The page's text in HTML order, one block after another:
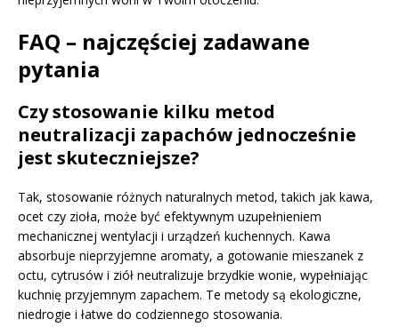
FAQ – najczęściej zadawane
pytania
Czy stosowanie kilku metod
neutralizacji zapachów jednocześnie
jest skuteczniejsze?
Tak, stosowanie różnych naturalnych metod, takich jak kawa,
ocet czy zioła, może być efektywnym uzupełnieniem
mechanicznej wentylacji i urządzeń kuchennych. Kawa
absorbuje nieprzyjemne aromaty, a gotowanie mieszanek z
octu, cytrusów i ziół neutralizuje brzydkie wonie, wypełniając
kuchnię przyjemnym zapachem. Te metody są ekologiczne,
niedrogie i łatwe do codziennego stosowania.